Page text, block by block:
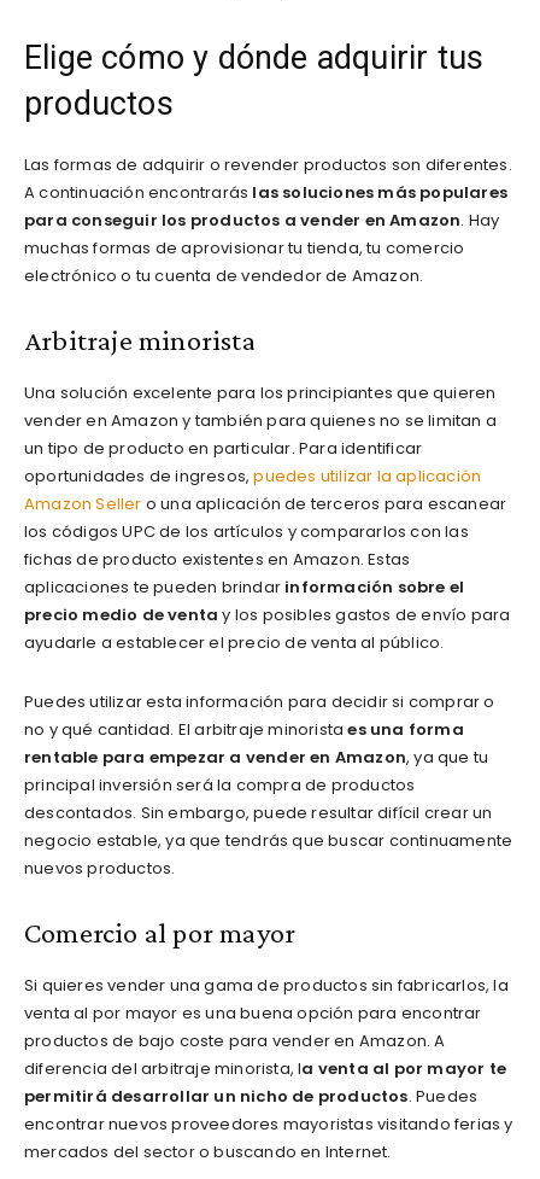
Elige cómo y dónde adquirir tus
productos
Las formas de adquirir o revender productos son diferentes.
A continuación encontrarás las soluciones más populares
para conseguir los productos a vender en Amazon. Hay
muchas formas de aprovisionar tu tienda, tu comercio
electrónico o tu cuenta de vendedor de Amazon.
Arbitraje minorista
Una solución excelente para los principiantes que quieren
vender en Amazon y también para quienes no se limitan a
un tipo de producto en particular. Para identificar
oportunidades de ingresos, puedes utilizar la aplicación
Amazon Seller o una aplicación de terceros para escanear
los códigos UPC de los artículos y compararlos con las
fichas de producto existentes en Amazon. Estas
aplicaciones te pueden brindar información sobre el
precio medio de venta y los posibles gastos de envío para
ayudarle a establecer el precio de venta al público.
Puedes utilizar esta información para decidir si comprar o
no y qué cantidad. El arbitraje minoristaes una forma
rentable para empezar a vender en Amazon, ya que tu
principal inversión será la compra de productos
descontados. Sin embargo, puede resultar difícil crear un
negocio estable, ya que tendrás que buscar continuamente
nuevos productos.
Comercio al por mayor
Si quieres vender una gama de productos sin fabricarlos, la
venta al por mayor es una buena opción para encontrar
productos de bajo coste para vender en Amazon. A
diferencia del arbitraje minorista, la venta al por mayor te
permitirá desarrollar un nicho de productos. Puedes
encontrar nuevos proveedores mayoristas visitando ferias y
mercados del sector o buscando en Internet.